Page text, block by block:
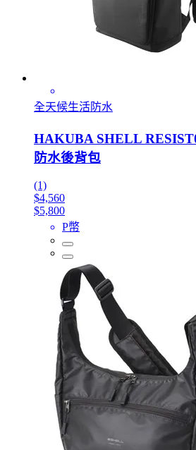
全天候生活防水
HAKUBA SHELL
防水後背包
(1)
$4,560
$5,800
P幣